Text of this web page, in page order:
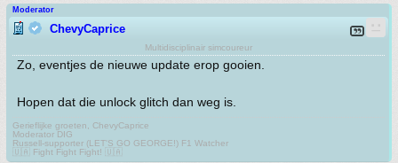
Moderator
ChevyCaprice
Multidisciplinair simcoureur
Zo, eventjes de nieuwe update erop gooien.
Hopen dat die unlock glitch dan weg is.
Gerieflijke groeten, ChevyCaprice
Moderator DIG
Russell-supporter (LET'S GO GEORGE!) F1 Watcher
🇺🇦 Fight Fight Fight! 🇺🇦